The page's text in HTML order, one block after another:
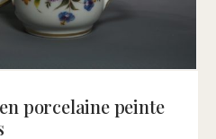
porcelaine peinte